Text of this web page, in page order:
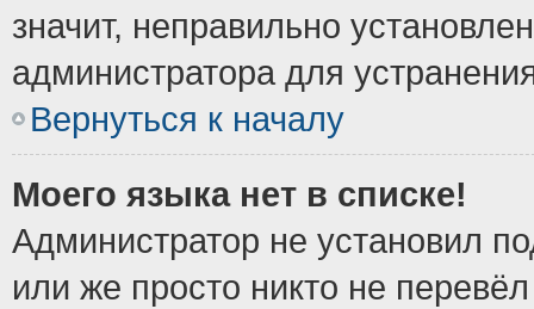
значит, неправильно
администратора для
Вернуться к началу
Моего языка нет в списке!
Администратор не установил
или же просто никто не